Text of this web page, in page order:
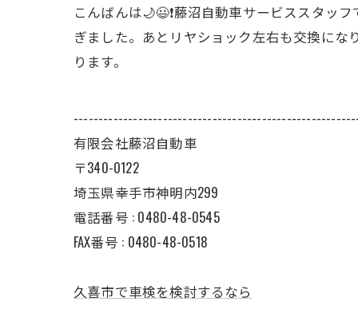
こんばんは🌙😃❗藤沼自動車サービススタッ
ぎました。あとリヤショック左右も交換に
ります。
有限会社藤沼自動車
〒340-0122
埼玉県幸手市神明内299
電話番号 : 0480-48-0545
FAX番号 : 0480-48-0518
久喜市で車検を検討するなら